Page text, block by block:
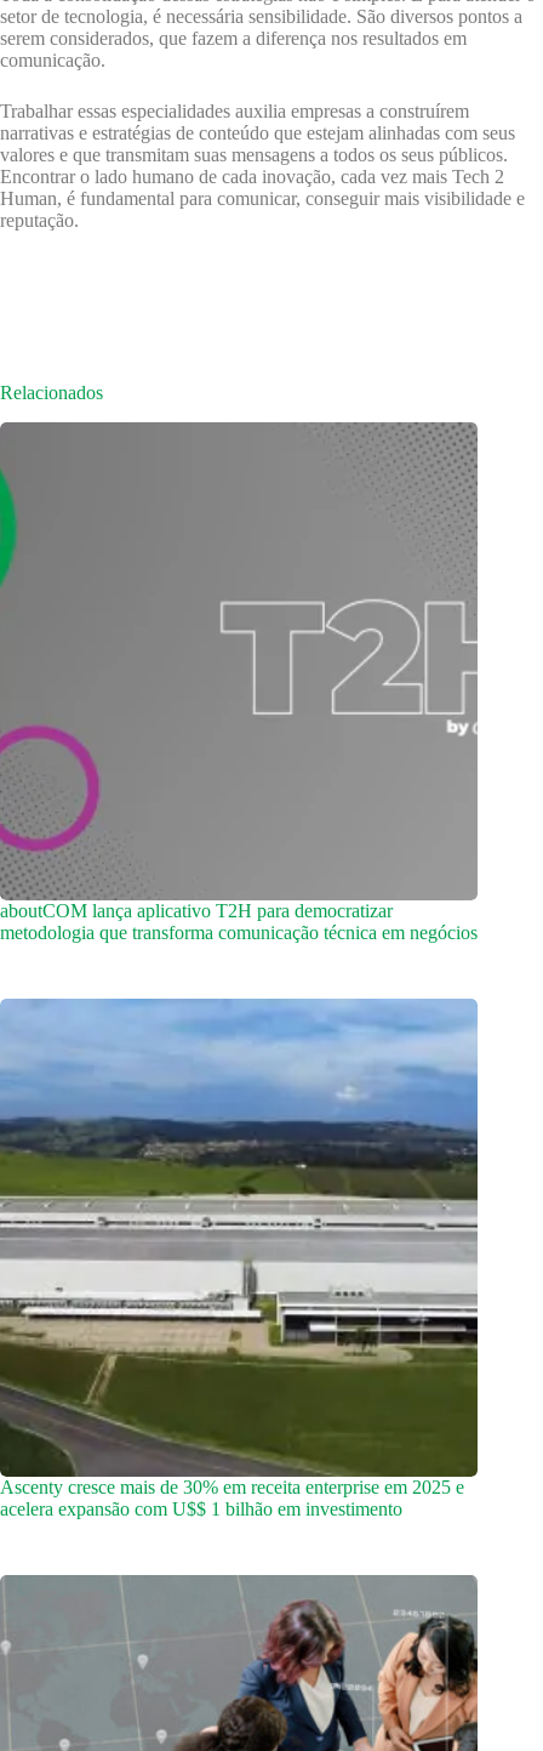
setor de tecnologia, é necessária sensibilidade. São diversos pontos a
serem considerados, que fazem a diferença nos resultados em
comunicação.
Trabalhar essas especialidades auxilia empresas a construírem
narrativas e estratégias de conteúdo que estejam alinhadas com seus
valores e que transmitam suas mensagens a todos os seus públicos.
Encontrar o lado humano de cada inovação, cada vez mais Tech 2
Human, é fundamental para comunicar, conseguir mais visibilidade e
reputação.
Relacionados
aboutCOM lança aplicativo T2H para democratizar
metodologia que transforma comunicação técnica em negócios
Ascenty cresce mais de 30% em receita enterprise em 2025 e
acelera expansão com U$$ 1 bilhão em investimento